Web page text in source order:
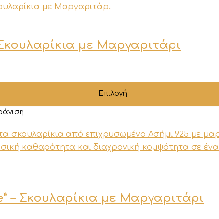
με Μαργαριτάρι
Επιλογή
– Σκουλαρίκια με Μαργαριτάρι